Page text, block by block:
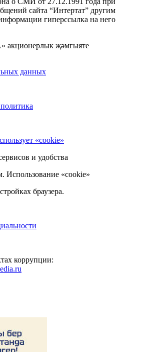
сайта “Интертат” другим
гиперссылка на него
җәмгыяте
данных
«cookie»
и удобства
Использование «cookie»
браузера.
коррупции: